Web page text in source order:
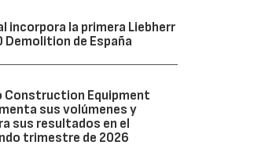
incorpora la primera Liebherr
Demolition de España
Construction Equipment
sus volúmenes y
sus resultados en el
trimestre de 2026